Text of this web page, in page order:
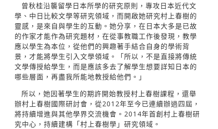
曾秋桂沿襲留學日本所學的研究原則，專攻日本近代文
學、中日比較文學等研究領域，而開啟她研究村上春樹的
靈感，是來自與學生的互動。她分享，在日本大多是已故
的作家才能作為研究題材，在從事教職工作後發現，教學
應以學生為本位，從他們的興趣著手結合自身的學術背
景，才能將學生引入文學領域。「所以，不是直接將傳統
文學傳授給學生，而是應該多去了解學生想要詳知日本的
哪些層面，再盡我所能地教授給他們。」
所以，她因著學生的期許開始教授村上春樹課程，還舉
辦村上春樹國際研討會，從2012年至今已連續辦過四屆，
將持續增進與其他學界交流機會。2014年首創村上春樹研
究中心，持續建構「村上春樹學」研究領域。